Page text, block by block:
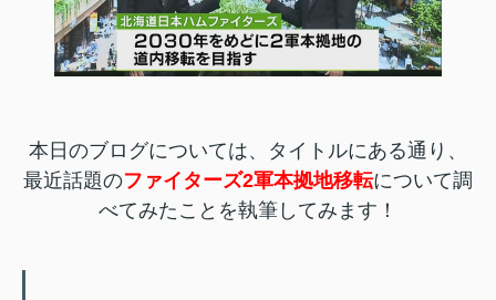
本日のブログについては、タイトルにある通り、
最近話題のファイターズ2軍本拠地移転について調
べてみたことを執筆してみます！